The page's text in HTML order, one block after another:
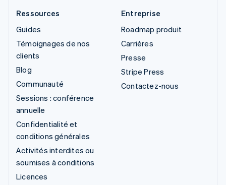
Ressources
Guides
Témoignages de nos
clients
Blog
Communauté
Sessions : conférence
annuelle
Confidentialité et
conditions générales
Activités interdites ou
soumises à conditions
Licences
Entreprise
Roadmap produit
Carrières
Presse
Stripe Press
Contactez-nous